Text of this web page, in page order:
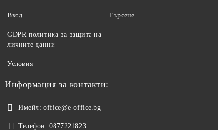
Вход Търсене
GDPR политика за защита на
личните данни
Условия
Информация за контакти:
Имейл: office@e-office.bg
Телефон: 0877221823